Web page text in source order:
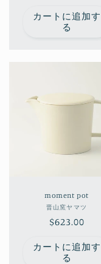
価
カートに追加す
る
moment pot
販
売
晋山窯ヤマツ
通
価
$623.00
カートに追加す
る